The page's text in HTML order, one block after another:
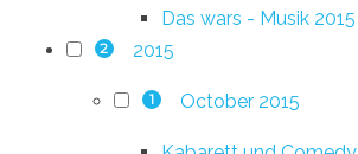
Das wars - Musik 2015
2 2015
1 October 2015